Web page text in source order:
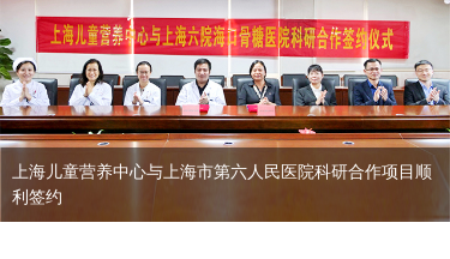
上海儿童营养中心与上海市第六人民医院科研合作项目顺
利签约